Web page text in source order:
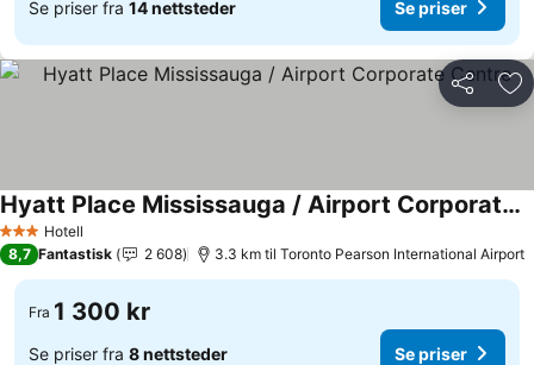
Se priser fra 14 nettsteder Se priser
Del
3 StjernerHotell
Hyatt Place Mississauga / Airport Corporate Centre
8,7 Fantastisk 2 608 3.3 km til Toronto Pearson International Airport
Fra 1 300 kr
Se priser fra 8 nettsteder Se priser